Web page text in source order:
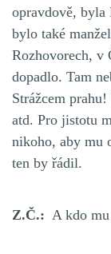
opravdově, byla
bylo také
Rozhovorech, v
dopadlo. Tam
Strážcem
atd. Pro jistotu
nikoho, aby mu
ten by řádil.
Z.Č.: A kdo